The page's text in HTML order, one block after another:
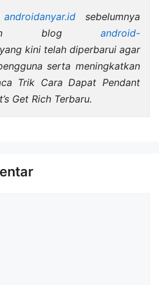
androidanyar.id sebelumnya
blog android-
yang kini telah diperbarui agar
serta meningkatkan
Trik Cara Dapat Pendant
Get Rich Terbaru.